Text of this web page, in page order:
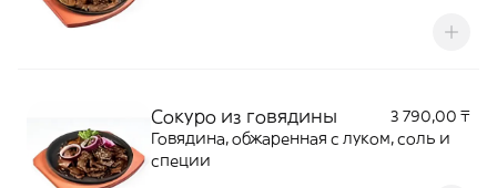
Сокуро из говядины
3 790,00 ₸
Говядина, обжаренная с луком, соль и
специи